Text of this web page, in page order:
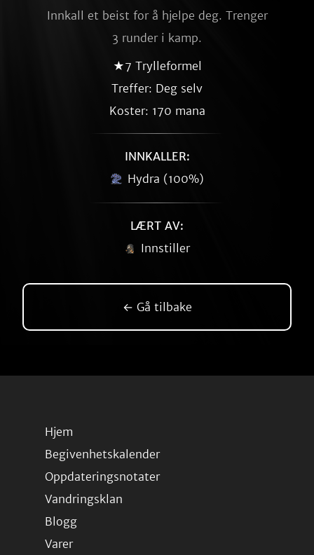
Innkall et beist for å hjelpe deg. Trenger
3 runder i kamp.
★7 Trylleformel
Treffer: Deg selv
Koster: 170 mana
INNKALLER:
Hydra (100%)
LÆRT AV:
Innstiller
← Gå tilbake
Hjem
Begivenhetskalender
Oppdateringsnotater
Vandringsklan
Blogg
Varer